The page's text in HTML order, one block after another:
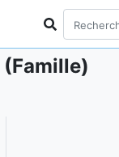
(Famille)